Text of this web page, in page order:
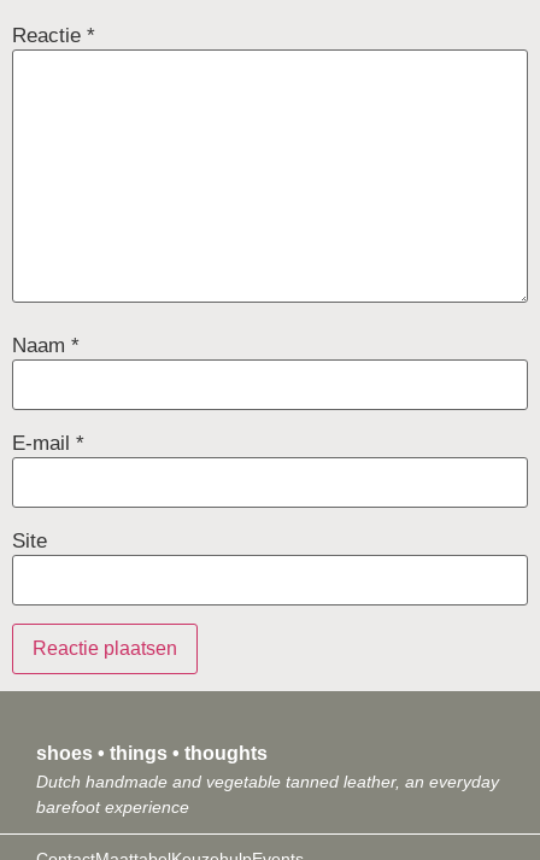
Reactie *
Naam *
E-mail *
Site
shoes • things • thoughts
Dutch handmade and vegetable tanned leather, an everyday
barefoot experience